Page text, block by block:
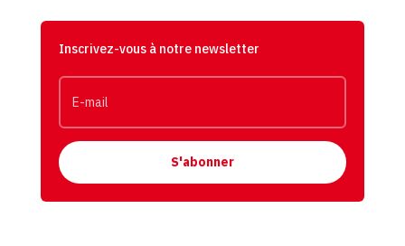
Inscrivez-vous à notre newsletter
S'abonner